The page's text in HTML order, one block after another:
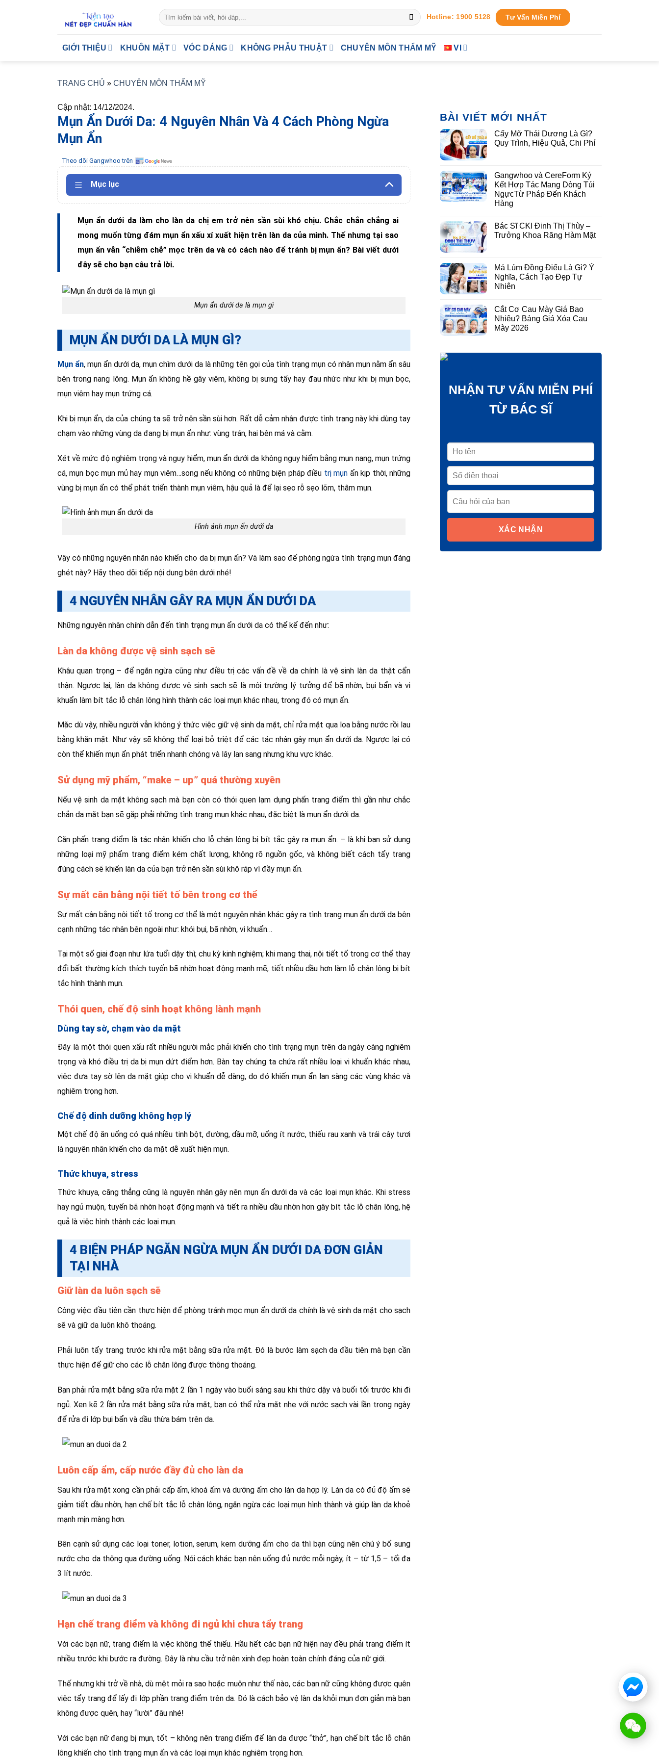
Hotline: 1900 5128 Tư Vấn Miễn Phí
GIỚI THIỆU KHUÔN MẶT VÓC DÁNG KHÔNG PHẪU THUẬT CHUYÊN MÔN THẨM MỸ VI
TRANG CHỦ » CHUYÊN MÔN THẨM MỸ
Cập nhật: 14/12/2024.
Mụn Ẩn Dưới Da: 4 Nguyên Nhân Và 4 Cách Phòng Ngừa
Mụn Ẩn
Theo dõi Gangwhoo trên
Mục lục
Mụn ẩn dưới da làm cho làn da chị em trở nên sần sùi khó chịu. Chắc chắn chẳng ai
mong muốn từng đám mụn ẩn xấu xí xuất hiện trên làn da của mình. Thế nhưng tại sao
mụn ẩn vẫn “chiễm chễ” mọc trên da và có cách nào để tránh bị mụn ẩn? Bài viết dưới
đây sẽ cho bạn câu trả lời.
Mụn ẩn dưới da là mụn gì
MỤN ẨN DƯỚI DA LÀ MỤN GÌ?
Mụn ẩn, mụn ẩn dưới da, mụn chìm dưới da là những tên gọi của tình trạng mụn có nhân mụn nằm ẩn sâu
bên trong nang lông. Mụn ẩn không hề gây viêm, không bị sưng tấy hay đau nhức như khi bị mụn bọc,
mụn viêm hay mụn trứng cá.
Khi bị mụn ẩn, da của chúng ta sẽ trở nên sần sùi hơn. Rất dễ cảm nhận được tình trạng này khi dùng tay
chạm vào những vùng da đang bị mụn ẩn như: vùng trán, hai bên má và cằm.
Xét về mức độ nghiêm trọng và nguy hiểm, mụn ẩn dưới da không nguy hiểm bằng mụn nang, mụn trứng
cá, mụn bọc mụn mủ hay mụn viêm…song nếu không có những biện pháp điều trị mụn ẩn kịp thời, những
vùng bị mụn ẩn có thể phát triển thành mụn viêm, hậu quả là để lại sẹo rỗ sẹo lõm, thâm mụn.
Hình ảnh mụn ẩn dưới da
Vậy có những nguyên nhân nào khiến cho da bị mụn ẩn? Và làm sao để phòng ngừa tình trạng mụn đáng
ghét này? Hãy theo dõi tiếp nội dung bên dưới nhé!
4 NGUYÊN NHÂN GÂY RA MỤN ẨN DƯỚI DA
Những nguyên nhân chính dẫn đến tình trạng mụn ẩn dưới da có thể kể đến như:
Làn da không được vệ sinh sạch sẽ
Khâu quan trọng – để ngăn ngừa cũng như điều trị các vấn đề về da chính là vệ sinh làn da thật cẩn
thận. Ngược lại, làn da không được vệ sinh sạch sẽ là môi trường lý tưởng để bã nhờn, bụi bẩn và vi
khuẩn làm bít tắc lỗ chân lông hình thành các loại mụn khác nhau, trong đó có mụn ẩn.
Mặc dù vậy, nhiều người vẫn không ý thức việc giữ vệ sinh da mặt, chỉ rửa mặt qua loa bằng nước rồi lau
bằng khăn mặt. Như vậy sẽ không thể loại bỏ triệt để các tác nhân gây mụn ẩn dưới da. Ngược lại có
còn thể khiến mụn ẩn phát triển nhanh chóng và lây lan sang nhưng khu vực khác.
Sử dụng mỹ phẩm, “make – up” quá thường xuyên
Nếu vệ sinh da mặt không sạch mà bạn còn có thói quen lạm dụng phấn trang điểm thì gần như chắc
chắn da mặt bạn sẽ gặp phải những tình trạng mụn khác nhau, đặc biệt là mụn ẩn dưới da.
Cặn phấn trang điểm là tác nhân khiến cho lỗ chân lông bị bít tắc gây ra mụn ẩn. – là khi bạn sử dụng
những loại mỹ phẩm trang điểm kém chất lượng, không rõ nguồn gốc, và không biết cách tẩy trang
đúng cách sẽ khiến làn da của bạn trở nên sần sùi khô ráp vì đầy mụn ẩn.
Sự mất cân bằng nội tiết tố bên trong cơ thể
Sự mất cân bằng nội tiết tố trong cơ thể là một nguyên nhân khác gây ra tình trạng mụn ẩn dưới da bên
cạnh những tác nhân bên ngoài như: khói bụi, bã nhờn, vi khuẩn…
Tại một số giai đoạn như lứa tuổi dậy thì; chu kỳ kinh nghiệm; khi mang thai, nội tiết tố trong cơ thể thay
đổi bất thường kích thích tuyến bã nhờn hoạt động mạnh mẽ, tiết nhiều dầu hơn làm lỗ chân lông bị bít
tắc hình thành mụn.
Thói quen, chế độ sinh hoạt không lành mạnh
Dùng tay sờ, chạm vào da mặt
Đây là một thói quen xấu rất nhiều người mắc phải khiến cho tình trạng mụn trên da ngày càng nghiêm
trọng và khó điều trị da bị mụn dứt điểm hơn. Bàn tay chúng ta chứa rất nhiều loại vi khuẩn khác nhau,
việc đưa tay sờ lên da mặt giúp cho vi khuẩn dễ dàng, do đó khiến mụn ẩn lan sàng các vùng khác và
nghiêm trọng hơn.
Chế độ dinh dưỡng không hợp lý
Một chế độ ăn uống có quá nhiều tinh bột, đường, dầu mỡ, uống ít nước, thiếu rau xanh và trái cây tươi
là nguyên nhân khiến cho da mặt dễ xuất hiện mụn.
Thức khuya, stress
Thức khuya, căng thẳng cũng là nguyên nhân gây nên mụn ẩn dưới da và các loại mụn khác. Khi stress
hay ngủ muộn, tuyến bã nhờn hoạt động mạnh và tiết ra nhiều dầu nhờn hơn gây bít tắc lỗ chân lông, hệ
quả là việc hình thành các loại mụn.
4 BIỆN PHÁP NGĂN NGỪA MỤN ẨN DƯỚI DA ĐƠN GIẢN
TẠI NHÀ
Giữ làn da luôn sạch sẽ
Công việc đầu tiên cần thực hiện để phòng tránh mọc mụn ẩn dưới da chính là vệ sinh da mặt cho sạch
sẽ và giữ da luôn khô thoáng.
Phải luôn tẩy trang trước khi rửa mặt bằng sữa rửa mặt. Đó là bước làm sạch da đầu tiên mà bạn cần
thực hiện để giữ cho các lỗ chân lông được thông thoáng.
Bạn phải rửa mặt bằng sữa rửa mặt 2 lần 1 ngày vào buổi sáng sau khi thức dậy và buổi tối trước khi đi
ngủ. Xen kẽ 2 lần rửa mặt bằng sữa rửa mặt, bạn có thể rửa mặt nhẹ với nước sạch vài lần trong ngày
để rửa đi lớp bụi bẩn và dầu thừa bám trên da.
Luôn cấp ẩm, cấp nước đầy đủ cho làn da
Sau khi rửa mặt xong cần phải cấp ẩm, khoá ẩm và dưỡng ẩm cho làn da hợp lý. Làn da có đủ độ ẩm sẽ
giảm tiết dầu nhờn, hạn chế bít tắc lỗ chân lông, ngăn ngừa các loại mụn hình thành và giúp làn da khoẻ
mạnh mịn màng hơn.
Bên cạnh sử dụng các loại toner, lotion, serum, kem dưỡng ẩm cho da thì bạn cũng nên chú ý bổ sung
nước cho da thông qua đường uống. Nói cách khác bạn nên uống đủ nước mỗi ngày, ít – từ 1,5 – tối đa
3 lít nước.
Hạn chế trang điểm và không đi ngủ khi chưa tẩy trang
Với các bạn nữ, trang điểm là việc không thể thiếu. Hầu hết các bạn nữ hiện nay đều phải trang điểm ít
nhiều trước khi bước ra đường. Đây là nhu cầu trở nên xinh đẹp hoàn toàn chính đáng của nữ giới.
Thế nhưng khi trở về nhà, dù mệt mỏi ra sao hoặc muộn như thế nào, các bạn nữ cũng không được quên
việc tẩy trang để lấy đi lớp phần trang điểm trên da. Đó là cách bảo vệ làn da khỏi mụn đơn giản mà bạn
không được quên, hay “lười” đâu nhé!
Với các bạn nữ đang bị mụn, tốt – không nên trang điểm để làn da được “thở”, hạn chế bít tắc lỗ chân
lông khiến cho tình trạng mụn ẩn và các loại mụn khác nghiêm trọng hơn.
BÀI VIẾT MỚI NHẤT
Cấy Mỡ Thái Dương Là Gì?
Quy Trình, Hiệu Quả, Chi Phí
Gangwhoo và CereForm Ký
Kết Hợp Tác Mang Dòng Túi
NgựcTừ Pháp Đến Khách
Hàng
Bác Sĩ CKI Đinh Thị Thùy –
Trưởng Khoa Răng Hàm Mặt
Má Lúm Đồng Điếu Là Gì? Ý
Nghĩa, Cách Tạo Đẹp Tự
Nhiên
Cắt Cơ Cau Mày Giá Bao
Nhiêu? Bảng Giá Xóa Cau
Mày 2026
NHẬN TƯ VẤN MIỄN PHÍ
TỪ BÁC SĨ
XÁC NHẬN